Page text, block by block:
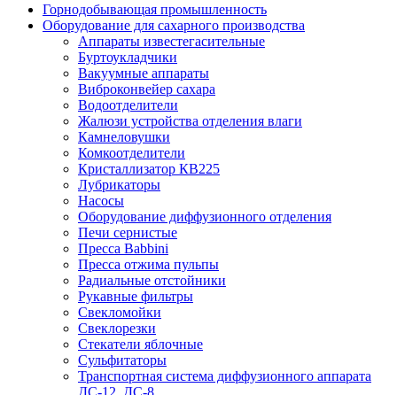
Горнодобывающая промышленность
Оборудование для сахарного производства
Аппараты известегасительные
Буртоукладчики
Вакуумные аппараты
Виброконвейер сахара
Водоотделители
Жалюзи устройства отделения влаги
Камнеловушки
Комкоотделители
Кристаллизатор КВ225
Лубрикаторы
Насосы
Оборудование диффузионного отделения
Печи сернистые
Пресса Babbini
Пресса отжима пульпы
Радиальные отстойники
Рукавные фильтры
Свекломойки
Свеклорезки
Стекатели яблочные
Сульфитаторы
Транспортная система диффузионного аппарата
ДС-12, ДС-8